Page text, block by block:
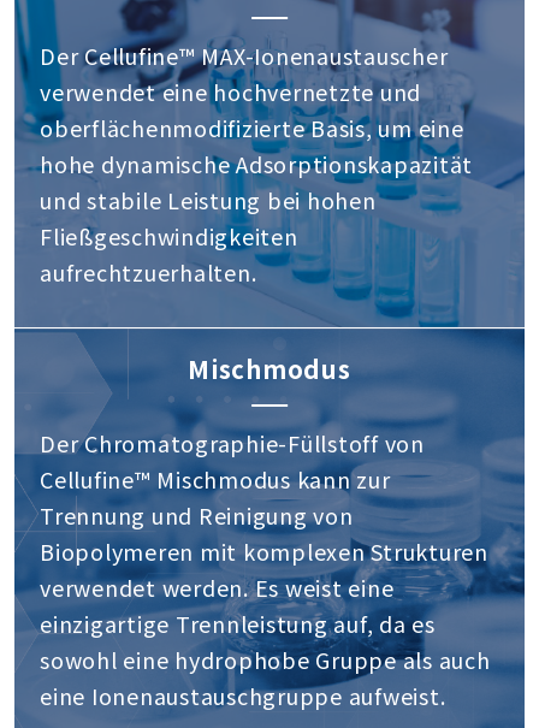
Der Cellufine™ MAX-Ionenaustauscher
verwendet eine hochvernetzte und
oberflächenmodifizierte Basis, um eine
hohe dynamische Adsorptionskapazität
und stabile Leistung bei hohen
Fließgeschwindigkeiten
aufrechtzuerhalten.
Mischmodus
Der Chromatographie-Füllstoff von
Cellufine™ Mischmodus kann zur
Trennung und Reinigung von
Biopolymeren mit komplexen Strukturen
verwendet werden. Es weist eine
einzigartige Trennleistung auf, da es
sowohl eine hydrophobe Gruppe als auch
eine Ionenaustauschgruppe aufweist.